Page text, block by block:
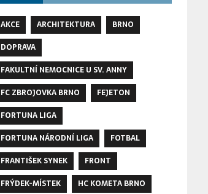
AKCE ARCHITEKTURA
BRNO
DOPRAVA
FAKULTNÍ NEMOCNICE U SV. ANNY
FC ZBROJOVKA BRNO
FEJETON
FORTUNA LIGA
FORTUNA NÁRODNÍ LIGA
FOTBAL
FRANTIŠEK SYNEK
FRONT
FRÝDEK-MÍSTEK
HC KOMETA BRNO